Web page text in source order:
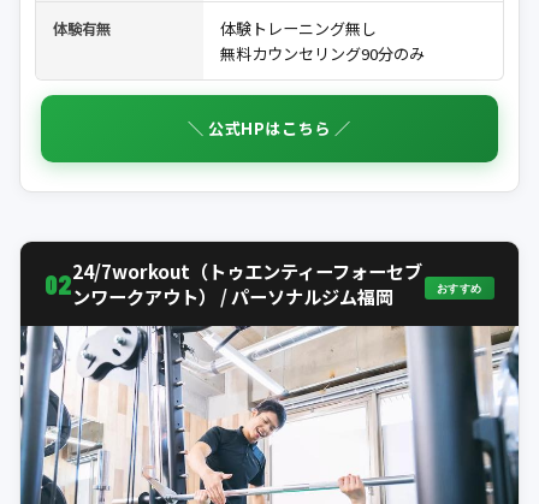
体験有無
体験トレーニング無し
無料カウンセリング90分のみ
＼ 公式HPはこちら ／
0224/7workout（トゥエンティーフォーセブ
ンワークアウト） / パーソナルジム福岡
おすすめ